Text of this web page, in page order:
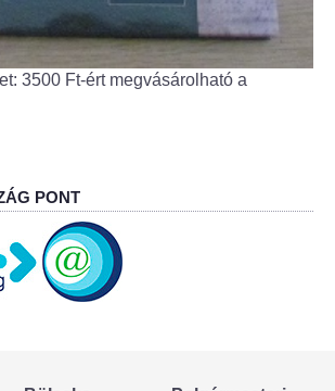
Közösségi és Szolgáltató Tér
3500 Ft-ért megvásárolható a
PONT